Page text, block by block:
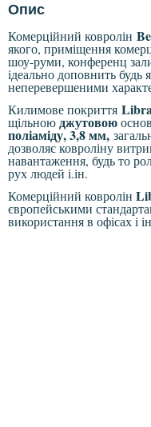
Опис
Комерційний ковролін
якого, приміщення
шоу-руми, конференц
ідеально доповнить будь
неперевершеними
Килимове покриття Libra
щільною джутовою
поліаміду, 3,8 мм,
дозволяє ковроліну
навантаження, будь то
рух людей і.ін.
Комерційний ковролін
європейськими
використання в офісах і